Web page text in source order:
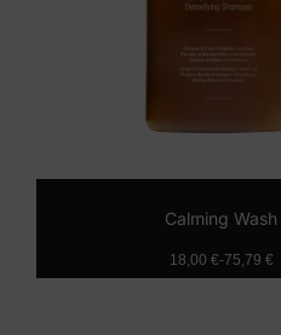
Calming Wash
18,00 €-75,79 €